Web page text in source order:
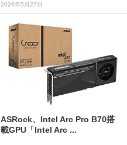
2026年5月27日
ASRock、Intel Arc Pro B70搭
載GPU「Intel Arc ...